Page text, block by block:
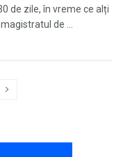
de zile, în vreme ce alți
de ...